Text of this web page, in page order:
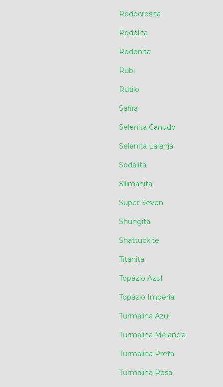
Rodocrosita
Rodolita
Rodonita
Rubi
Rutilo
Safira
Selenita Canudo
Selenita Laranja
Sodalita
Silimanita
Super Seven
Shungita
Shattuckite
Titanita
Topázio Azul
Topázio Imperial
Turmalina Azul
Turmalina Melancia
Turmalina Preta
Turmalina Rosa